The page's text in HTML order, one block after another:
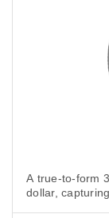
A true-to-form
dollar,